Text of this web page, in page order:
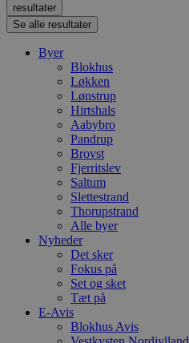
resultater
Se alle resultater
Byer
Blokhus
Løkken
Lønstrup
Hirtshals
Aabybro
Pandrup
Brovst
Fjerritslev
Saltum
Slettestrand
Thorupstrand
Alle byer
Nyheder
Det sker
Fokus på
Set og sket
Tæt på
E-Avis
Blokhus Avis